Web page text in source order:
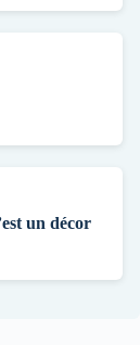
un décor